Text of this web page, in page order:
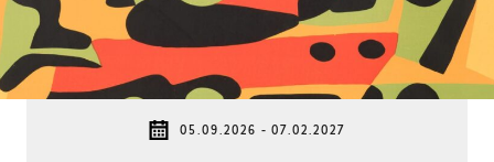
05.09.2026 - 07.02.2027